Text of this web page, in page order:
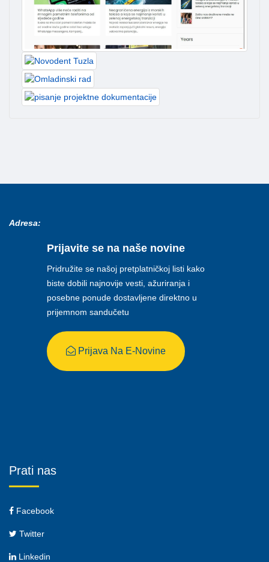
Adresa:
Prijavite se na naše novine
Pridružite se našoj pretplatničkoj listi kako
biste dobili najnovije vesti, ažuriranja i
posebne ponude dostavljene direktno u
prijemnom sandučetu
Prijava Na E-Novine
Prati nas
Facebook
Twitter
Linkedin